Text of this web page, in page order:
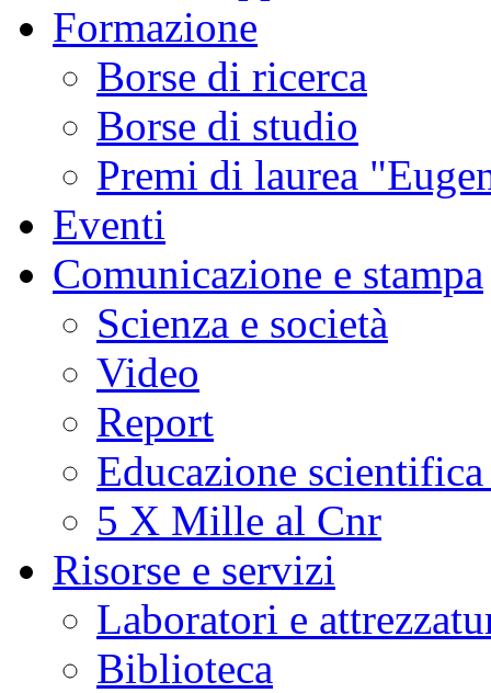
Formazione
Borse di ricerca
Borse di studio
Premi di laurea
Eventi
Comunicazione e stampa
Scienza e società
Video
Report
Educazione
5 X Mille al Cnr
Risorse e servizi
Laboratori e
Biblioteca